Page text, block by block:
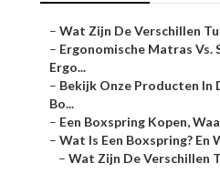
– Wat Zijn De Verschillen
– Ergonomische Matras
Ergo...
– Bekijk Onze Producten In
Bo...
– Een Boxspring Kopen,
– Wat Is Een Boxspring? En
– Wat Zijn De Verschillen